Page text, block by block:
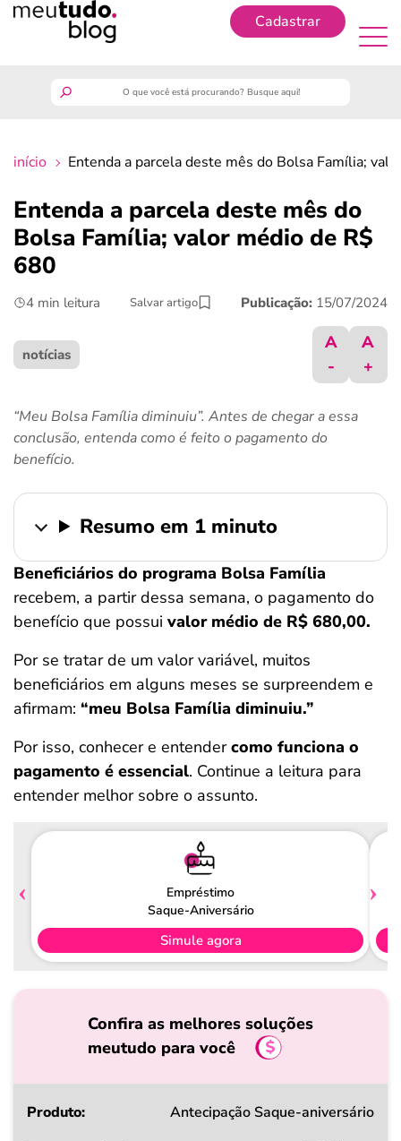
Cadastrar
finanças
benefícios
últimas notícias
ferramentas
início Entenda a parcela deste mês do Bolsa Família;
Entenda a parcela deste mês do
Bolsa Família; valor médio de R$
680
4 min leitura Salvar artigo Publicação: 15/07/2024
notícias
A
-
A
+
“Meu Bolsa Família diminuiu”. Antes de chegar a essa
conclusão, entenda como é feito o pagamento do
benefício.
Resumo em 1 minuto
Beneficiários do programa Bolsa Família
recebem, a partir dessa semana, o pagamento do
benefício que possui valor médio de R$ 680,00.
Por se tratar de um valor variável, muitos
beneficiários em alguns meses se surpreendem e
afirmam: “meu Bolsa Família diminuiu.”
Por isso, conhecer e entendercomo funciona o
pagamento é essencial. Continue a leitura para
entender melhor sobre o assunto.
Empréstimo
Saque-Aniversário
Simule agora
Confira as melhores soluções
meutudo para você
Produto
Antecipação Saque-aniversário